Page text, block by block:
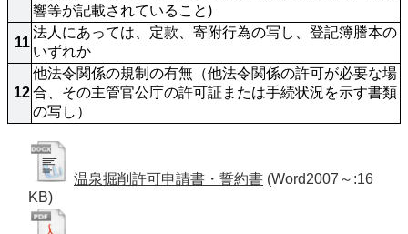
響等が記載されていること)
11
法人にあっては、定款、寄附行為の写し、登記簿謄本の
いずれか
12
他法令関係の規制の有無（他法令関係の許可が必要な場
合、その主管官公庁の許可証または手続状況を示す書類
の写し）
温泉掘削許可申請書・誓約書 (Word2007～:16
KB)